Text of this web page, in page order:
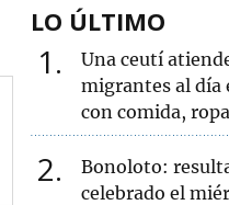
LO ÚLTIMO
1
Una ceutí
migrantes al día
con comida,
2
Bonoloto:
celebrado el